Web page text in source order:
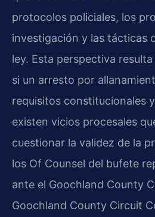
protocolos policiales, los
investigación y las tácticas
ley. Esta perspectiva
si un arresto por
requisitos constitucionales
existen vicios procesales
cuestionar la validez de la
los Of Counsel del bufete
ante el Goochland County
Goochland County Circuit